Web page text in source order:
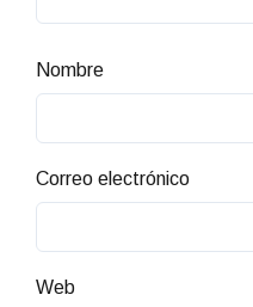
Nombre
Correo electrónico
Web